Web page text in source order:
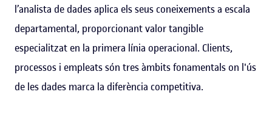
l’analista de dades aplica els seus coneixements a escala
departamental, proporcionant valor tangible
especialitzat en la primera línia operacional. Clients,
processos i empleats són tres àmbits fonamentals on l'ús
de les dades marca la diferència competitiva.